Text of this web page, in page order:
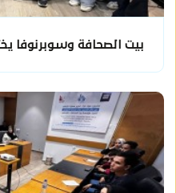
بيت الصحافة وسوبرنوفا